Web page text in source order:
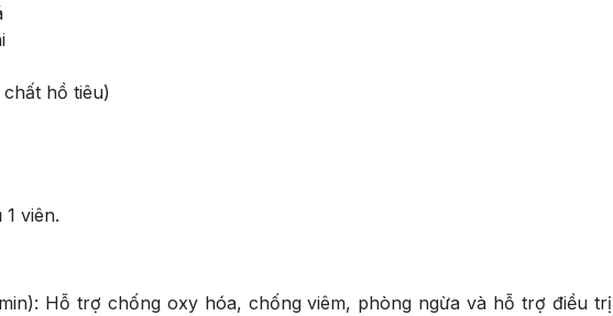
hồ tiêu)
viên.
Hỗ trợ chống oxy hóa, chống viêm, phòng ngừa và hỗ trợ điều trị